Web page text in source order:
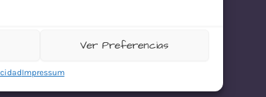
Ver Preferencias
Impressum